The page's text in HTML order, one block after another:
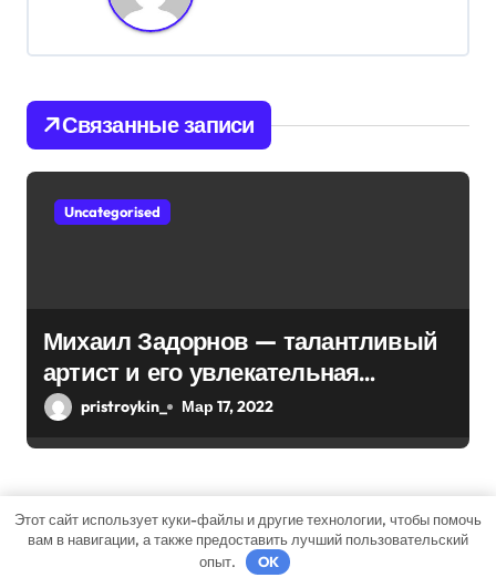
п
о
и
с
я
Связанные записи
Uncategorised
Михаил Задорнов — талантливый
артист и его увлекательная
биография — выдающиеся
жизни!
pristroykin_ Мар 17, 2022
Uncategorised
Этот сайт использует куки-файлы и другие технологии, чтобы помочь
вам в навигации, а также предоставить лучший пользовательский
опыт.
OK